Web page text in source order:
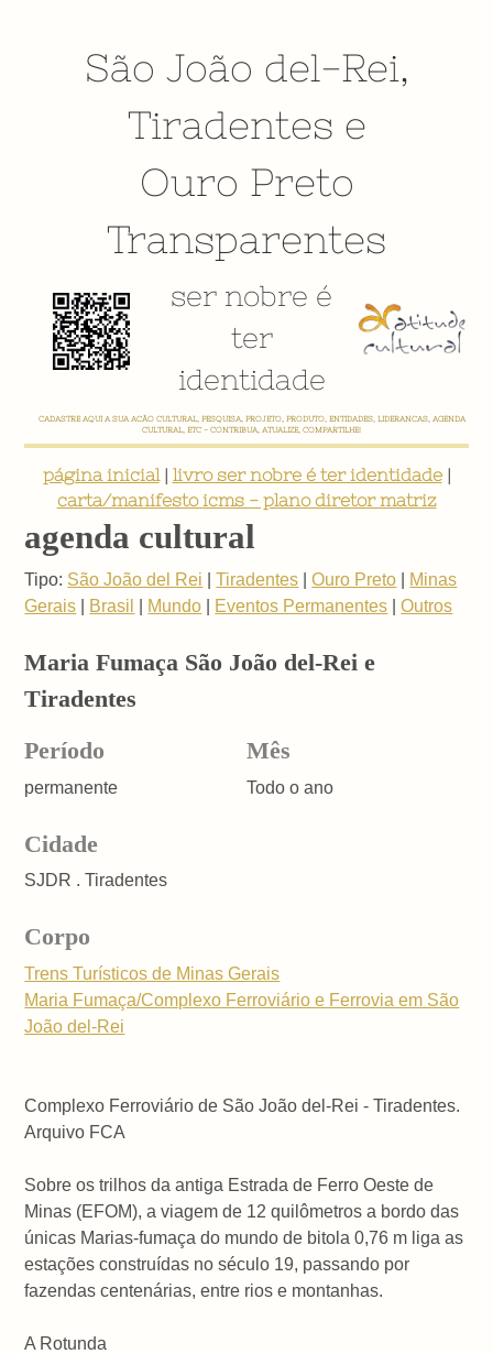
São João del-Rei,
Tiradentes e
Ouro Preto
Transparentes
ser nobre é
ter
identidade
CADASTRE AQUI A SUA AÇÃO CULTURAL, PESQUISA, PROJETO, PRODUTO, ENTIDADES, LIDERANÇAS, AGENDA
CULTURAL, ETC - CONTRIBUA, ATUALIZE, COMPARTILHE!
página inicial| livro ser nobre é ter identidade|
carta/manifesto icms - plano diretor matriz
agenda cultural
Tipo: São João del Rei |Tiradentes |Ouro Preto
Minas
Gerais
Brasil Mundo Eventos Permanentes |Outros
Maria Fumaça São João del-Rei e
Tiradentes
Período
permanente
Mês
Todo o ano
Cidade
SJDR . Tiradentes
Corpo
Trens Turísticos de Minas Gerais
Maria Fumaça/Complexo Ferroviário e Ferrovia em São
João del-Rei
Complexo Ferroviário de São João del-Rei - Tiradentes.
Arquivo FCA
Sobre os trilhos da antiga Estrada de Ferro Oeste de
Minas (EFOM), a viagem de 12 quilômetros a bordo das
únicas Marias-fumaça do mundo de bitola 0,76 m liga as
estações construídas no século 19, passando por
fazendas centenárias, entre rios e montanhas.
A Rotunda